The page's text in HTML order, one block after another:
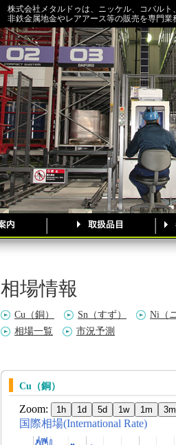
株式会社メタルドゥは、ニッケル、コバル
非鉄金属地金やレアアース等の販売を専門業
相場情報
Cu（銅） Sn（すず）
Ni（
相場一覧
市況予測
Cu（銅）